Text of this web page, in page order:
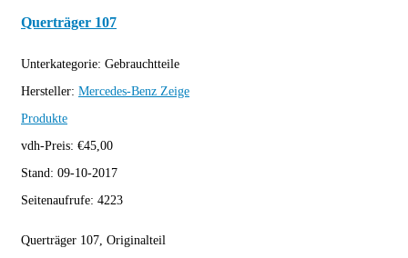
Querträger 107
Unterkategorie: Gebrauchtteile
Hersteller: Mercedes-Benz Zeige
Produkte
vdh-Preis: €45,00
Stand: 09-10-2017
Seitenaufrufe: 4223
Querträger 107, Originalteil